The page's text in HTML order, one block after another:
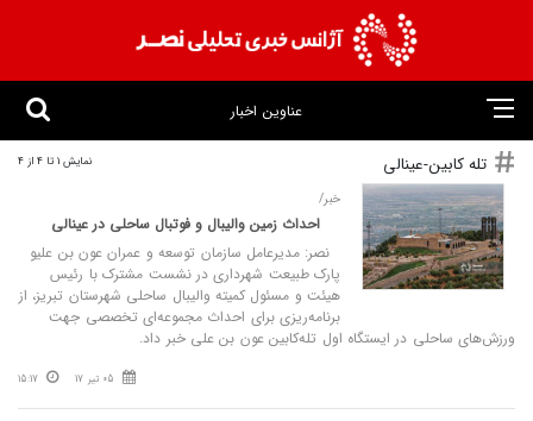
عناوین اخبار
تله کابین-عینالی نمایش 1 تا 4 از 4
خبر/
احداث زمین والیبال و فوتبال ساحلی در عینالی
نصر: مدیرعامل سازمان توسعه و عمران عون بن علیو
پارک طبیعت شهرداری در نشست مشترک با رئیس
هیئت و مسئول کمیته والیبال ساحلی شهرستان تبریز، از
برنامه‌ریزی برای احداث مجموعه‌ای تخصصی جهت
ورزش‌های ساحلی در ایستگاه اول تله‌کابین عون بن علی خبر داد.
05 تیر 17 15:17